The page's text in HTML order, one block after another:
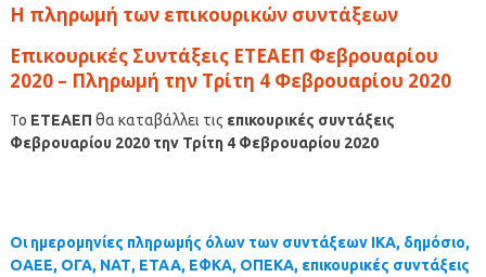
Η πληρωμή των επικουρικών συντάξεων
Επικουρικές Συντάξεις ΕΤΕΑΕΠ Φεβρουαρίου
2020 – Πληρωμή την Τρίτη 4 Φεβρουαρίου 2020
Το ΕΤΕΑΕΠ θα καταβάλλει τις επικουρικές συντάξεις
Φεβρουαρίου 2020 την Τρίτη 4 Φεβρουαρίου 2020
Οι ημερομηνίες πληρωμής όλων των συντάξεων ΙΚΑ, δημόσιο,
ΟΑΕΕ, ΟΓΑ, ΝΑΤ, ΕΤΑΑ, ΕΦΚΑ, ΟΠΕΚΑ, επικουρικές συντάξεις